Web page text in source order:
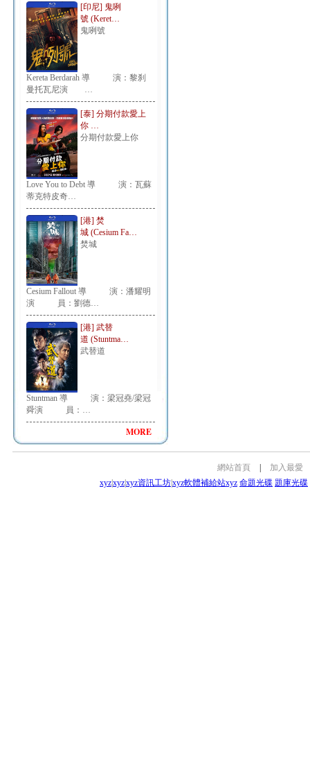
[印尼] 鬼咧
號 (Keret…
鬼咧號
Kereta Berdarah 導 演：黎刹
曼托瓦尼演 …
[泰] 分期付款愛上
你 …
分期付款愛上你
Love You to Debt 導 演：瓦蘇
蒂克特皮奇…
[港] 焚
城 (Cesium Fa…
焚城
Cesium Fallout 導 演：潘耀明
演 員：劉德…
[港] 武替
道 (Stuntma…
武替道
Stuntman 導 演：梁冠堯/梁冠
舜演 員：…
MORE
網站首頁
加入最愛
xyzxyzxyz資訊工坊xyz軟體補給站xyz 命題光碟 題庫光碟